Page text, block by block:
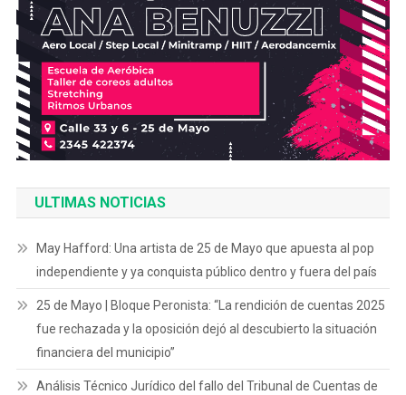
ULTIMAS NOTICIAS
May Hafford: Una artista de 25 de Mayo que apuesta al pop
independiente y ya conquista público dentro y fuera del país
25 de Mayo | Bloque Peronista: “La rendición de cuentas 2025
fue rechazada y la oposición dejó al descubierto la situación
financiera del municipio”
Análisis Técnico Jurídico del fallo del Tribunal de Cuentas de